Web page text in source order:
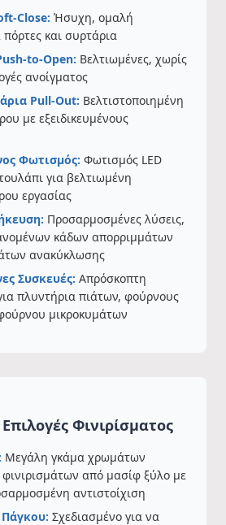
Close: Ήσυχη, ομαλή
πόρτες και συρτάρια
to-Open: Βελτιωμένες, χωρίς
ανοίγματος
Pull-Out: Βελτιστοποιημένη
με εξειδικευμένους
Φωτισμός: Φωτισμός LED
για βελτιωμένη
εργασίας
Προσαρμοσμένες λύσεις,
κάδων απορριμμάτων
ανακύκλωσης
Συσκευές: Απρόσκοπτη
πλυντήρια πιάτων, φούρνους
μικροκυμάτων
Φινιρίσματος
Μεγάλη γκάμα χρωμάτων
φινιρισμάτων από μασίφ ξύλο με
αντιστοίχιση
Σχεδιασμένο για να